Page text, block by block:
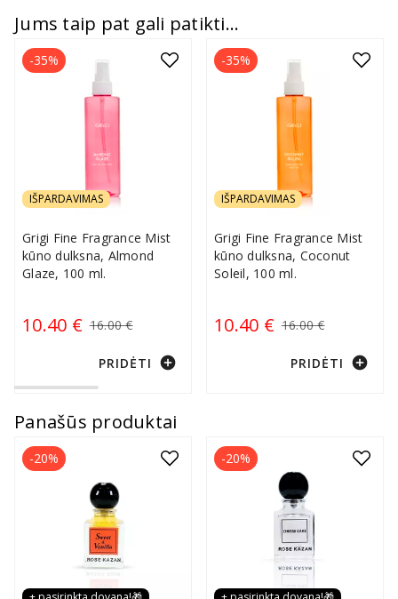
Jums taip pat gali patikti...
IŠPARDAVIMAS
Grigi Fine Fragrance Mist
kūno dulksna, Almond
Glaze, 100 ml.
10.40 € 16.00 €
-35%
PRIDĖTI add_circle
IŠPARDAVIMAS
Grigi Fine Fragrance Mist
kūno dulksna, Coconut
Soleil, 100 ml.
10.40 € 16.00 €
-35%
PRIDĖTI add_circle
Panašūs produktai
-20% -20%